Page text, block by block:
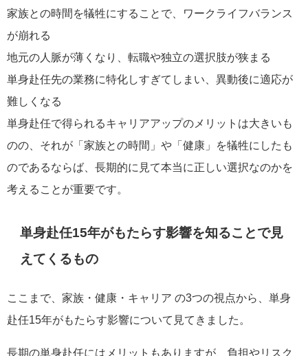
家族との時間を犠牲にすることで、ワークライフバランス
が崩れる
地元の人脈が薄くなり、転職や独立の選択肢が狭まる
単身赴任先の業務に特化しすぎてしまい、異動後に適応が
難しくなる
単身赴任で得られるキャリアアップのメリットは大きいも
のの、それが「家族との時間」や「健康」を犠牲にしたも
のであるならば、長期的に見て本当に正しい選択なのかを
考えることが重要です。
単身赴任15年がもたらす影響を知ることで見
えてくるもの
ここまで、家族・健康・キャリア の3つの視点から、単身
赴任15年がもたらす影響について見てきました。
長期の単身赴任にはメリットもありますが、負担やリスク